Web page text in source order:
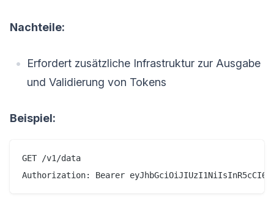
Nachteile:
Erfordert zusätzliche Infrastruktur zur Ausgabe
und Validierung von Tokens
Beispiel:
GET /v1/data